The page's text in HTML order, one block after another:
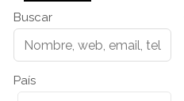
Buscar
País